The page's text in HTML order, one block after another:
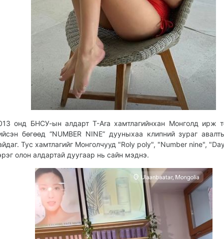
онд БНСУ-ын алдарт Т-Аra xамтлагийнxан Монголд ирж
бөгөөд “NUMBER NINE” дууныхаа клипний зураг
Тус хамтлагийг Монголчууд "Roly poly", "Number nine",
олон алдартай дуугаар нь сайн мэднэ.